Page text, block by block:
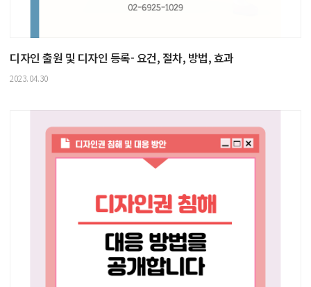
디자인 출원 및 디자인 등록- 요건, 절차, 방법, 효과
2023.04.30